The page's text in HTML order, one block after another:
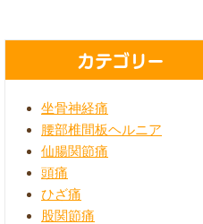
カテゴリー
坐骨神経痛
腰部椎間板ヘルニア
仙腸関節痛
頭痛
ひざ痛
股関節痛